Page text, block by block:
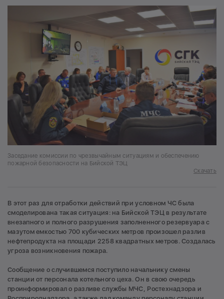
Заседание комиссии по чрезвычайным ситуациям и обеспечению
пожарной безопасности на Бийской ТЭЦ
Скачать
В этот раз для отработки действий при условном ЧС была
смоделирована такая ситуация: на Бийской ТЭЦ в результате
внезапного и полного разрушения заполненного резервуара с
мазутом емкостью 700 кубических метров произошел разлив
нефтепродукта на площади 2258 квадратных метров. Создалась
угроза возникновения пожара.
Сообщение о случившемся поступило начальнику смены
станции от персонала котельного цеха. Он в свою очередь
проинформировал о разливе службы МЧС, Ростехнадзора и